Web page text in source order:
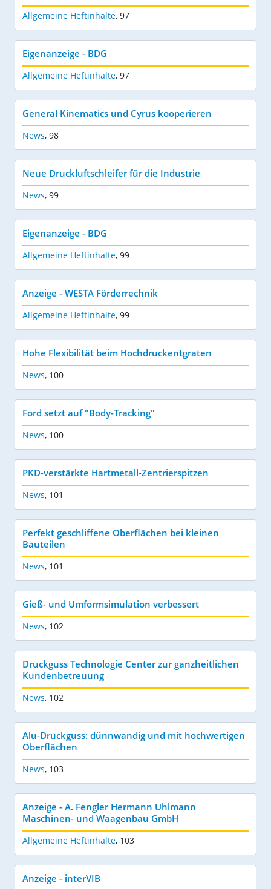
Allgemeine Heftinhalte, 97
Eigenanzeige - BDG
Allgemeine Heftinhalte, 97
General Kinematics und Cyrus kooperieren
News, 98
Neue Druckluftschleifer für die Industrie
News, 99
Eigenanzeige - BDG
Allgemeine Heftinhalte, 99
Anzeige - WESTA Förderrechnik
Allgemeine Heftinhalte, 99
Hohe Flexibilität beim Hochdruckentgraten
News, 100
Ford setzt auf "Body-Tracking"
News, 100
PKD-verstärkte Hartmetall-Zentrierspitzen
News, 101
Perfekt geschliffene Oberflächen bei kleinen
Bauteilen
News, 101
Gieß- und Umformsimulation verbessert
News, 102
Druckguss Technologie Center zur ganzheitlichen
Kundenbetreuung
News, 102
Alu-Druckguss: dünnwandig und mit hochwertigen
Oberflächen
News, 103
Anzeige - A. Fengler Hermann Uhlmann
Maschinen- und Waagenbau GmbH
Allgemeine Heftinhalte, 103
Anzeige - interVIB